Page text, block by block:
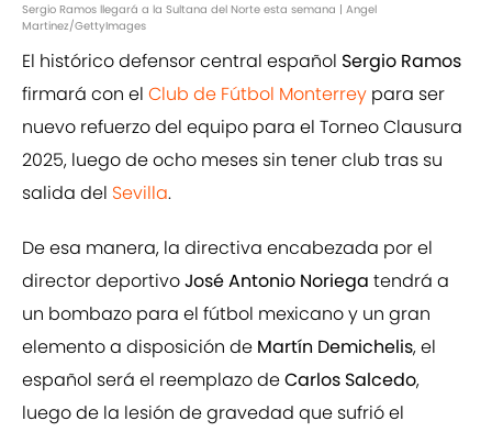
Sergio Ramos llegará a la Sultana del Norte esta semana | Angel
Martinez/GettyImages
El histórico defensor central español Sergio Ramos
firmará con el Club de Fútbol Monterrey para ser
nuevo refuerzo del equipo para el Torneo Clausura
2025, luego de ocho meses sin tener club tras su
salida del Sevilla.
De esa manera, la directiva encabezada por el
director deportivoJosé Antonio Noriega tendrá a
un bombazo para el fútbol mexicano y un gran
elemento a disposición de Martín Demichelis, el
español será el reemplazo deCarlos Salcedo,
luego de la lesión de gravedad que sufrió el